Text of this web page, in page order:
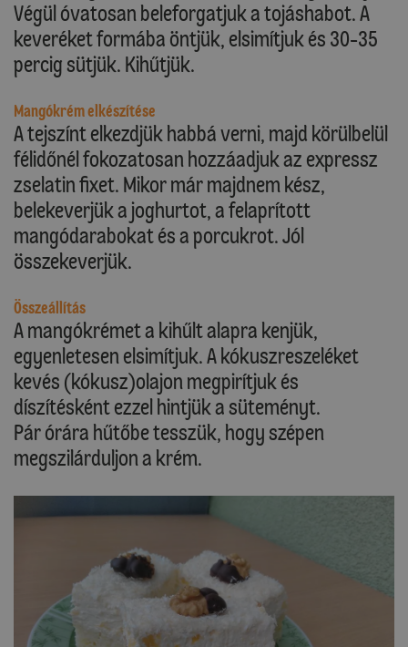
Végül óvatosan beleforgatjuk a tojáshabot. A
keveréket formába öntjük, elsimítjuk és 30-35
percig sütjük. Kihűtjük.
Mangókrém elkészítése
A tejszínt elkezdjük habbá verni, majd körülbelül
félidőnél fokozatosan hozzáadjuk az expressz
zselatin fixet. Mikor már majdnem kész,
belekeverjük a joghurtot, a felaprított
mangódarabokat és a porcukrot. Jól
összekeverjük.
Összeállítás
A mangókrémet a kihűlt alapra kenjük,
egyenletesen elsimítjuk. A kókuszreszeléket
kevés (kókusz)olajon megpirítjuk és
díszítésként ezzel hintjük a süteményt.
Pár órára hűtőbe tesszük, hogy szépen
megszilárduljon a krém.